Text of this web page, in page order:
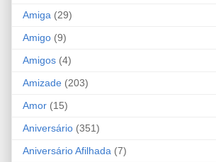
Amiga (29)
Amigo (9)
Amigos (4)
Amizade (203)
Amor (15)
Aniversário (351)
Aniversário Afilhada (7)